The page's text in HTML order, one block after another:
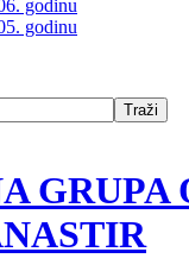
godinu
godinu
GRUPA